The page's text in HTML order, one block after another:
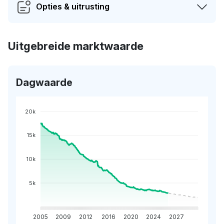
Opties & uitrusting
Uitgebreide marktwaarde
Dagwaarde
20k
15k
10k
5k
2005 2009 2012 2016 2020 2024 2027